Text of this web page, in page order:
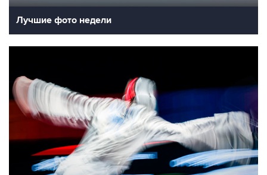
Лучшие фото недели